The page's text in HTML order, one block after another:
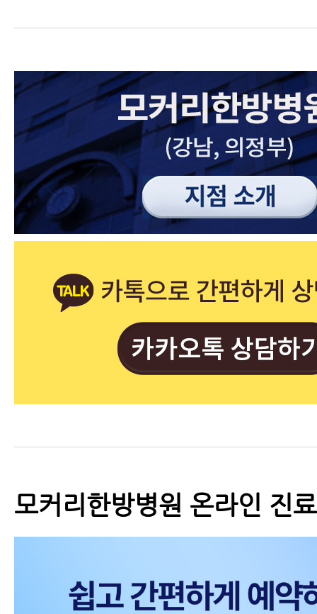
모커리한방병원 온라인 진